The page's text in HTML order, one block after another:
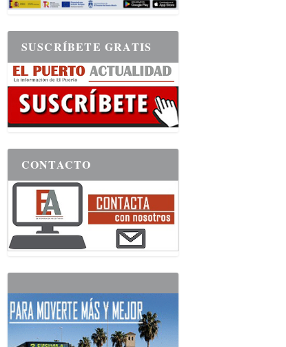
SUSCRÍBETE GRATIS
CONTACTO